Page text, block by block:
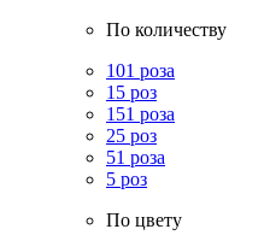
По количеству
101 роза
15 роз
151 роза
25 роз
51 роза
5 роз
По цвету